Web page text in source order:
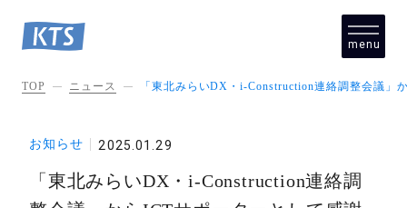
menu
close
TOP ニュース 「東北みらいDX・i-Construction連絡調整会議」
お知らせ 2025.01.29
「東北みらいDX・i-Construction連絡調